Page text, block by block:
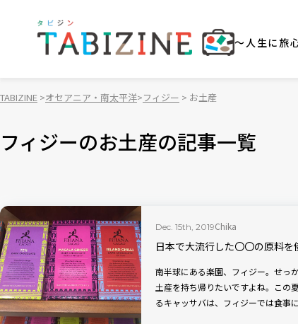
～人生に旅
TABIZINE オセアニア・南太平洋 フィジー お土産
フィジーのお土産の記事一覧
Dec. 15th, 2019Chika
日本で大流行した〇〇の原料
南半球にある楽園、フィジー。せっ
土産を持ち帰りたいですよね。この
るキャッサバは、フィジーでは食事